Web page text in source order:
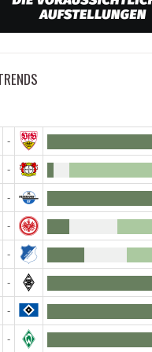
-
-
-
-
-
-
-
-